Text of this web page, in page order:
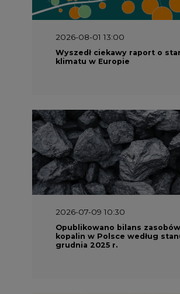
2026-08-01 13:00
Wyszedł ciekawy raport o
klimatu w Europie
2026-07-09 10:30
Opublikowano bilans zasobów
kopalin w Polsce według
grudnia 2025 r.